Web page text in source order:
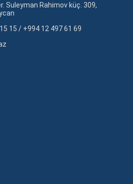
Suleyman Rahimov küç. 309,
15 / +994 12 497 61 69